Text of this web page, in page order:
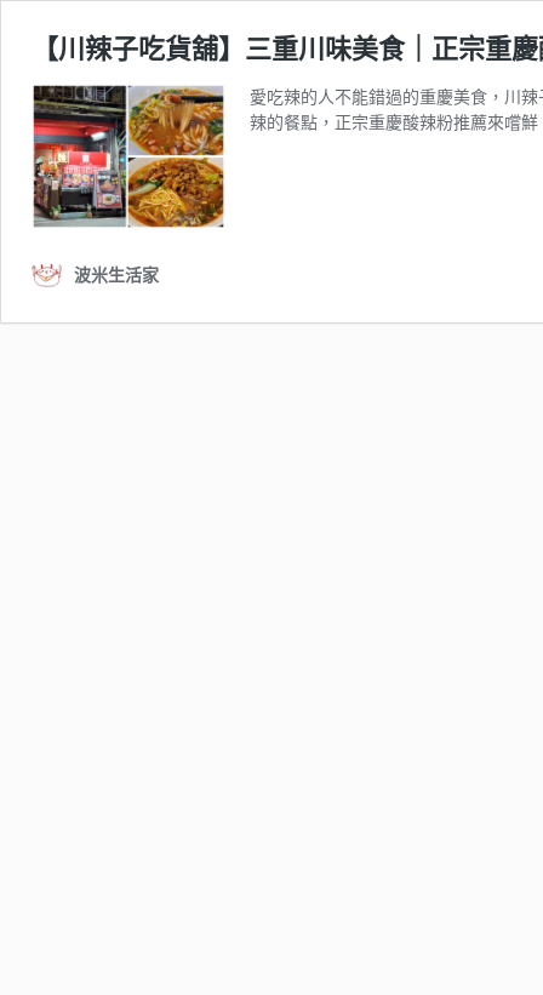
【川辣子吃貨舖】三重川味美食｜正宗重
愛吃辣的人不能錯過的重慶美食，川
辣的餐點，正宗重慶酸辣粉推薦來嚐鮮
波米生活家